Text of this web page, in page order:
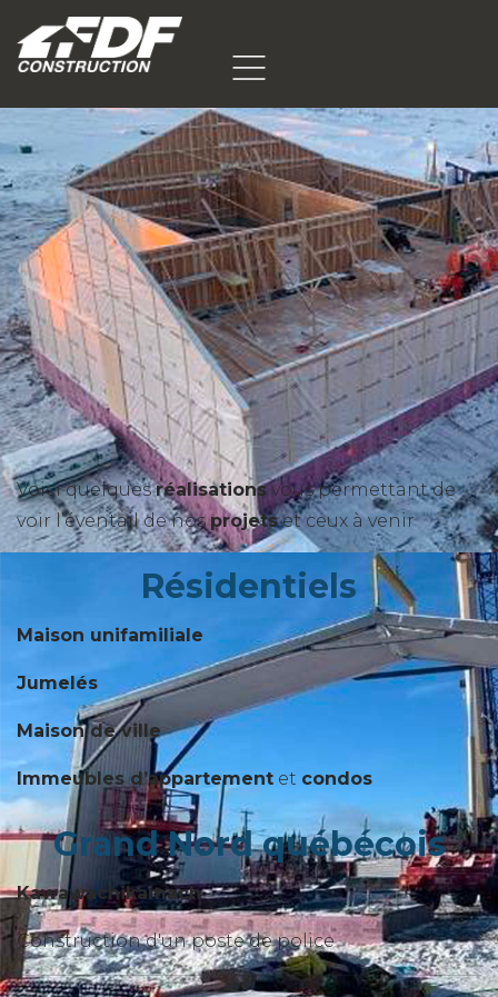
Voici quelquesréalisationsvous permettant de
voir l’éventail de nosprojetset ceux à venir
Résidentiels
Maison unifamiliale
Jumelés
Maison de ville
Immeubles d’appartement et condos
Grand Nord québécois
Kawawachikamach
Construction d'un poste de police